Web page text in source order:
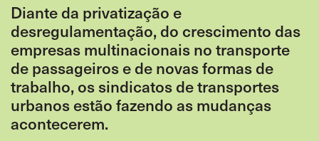
Diante da privatização e
desregulamentação, do crescimento das
empresas multinacionais no transporte
de passageiros e de novas formas de
trabalho, os sindicatos de transportes
urbanos estão fazendo as mudanças
acontecerem.